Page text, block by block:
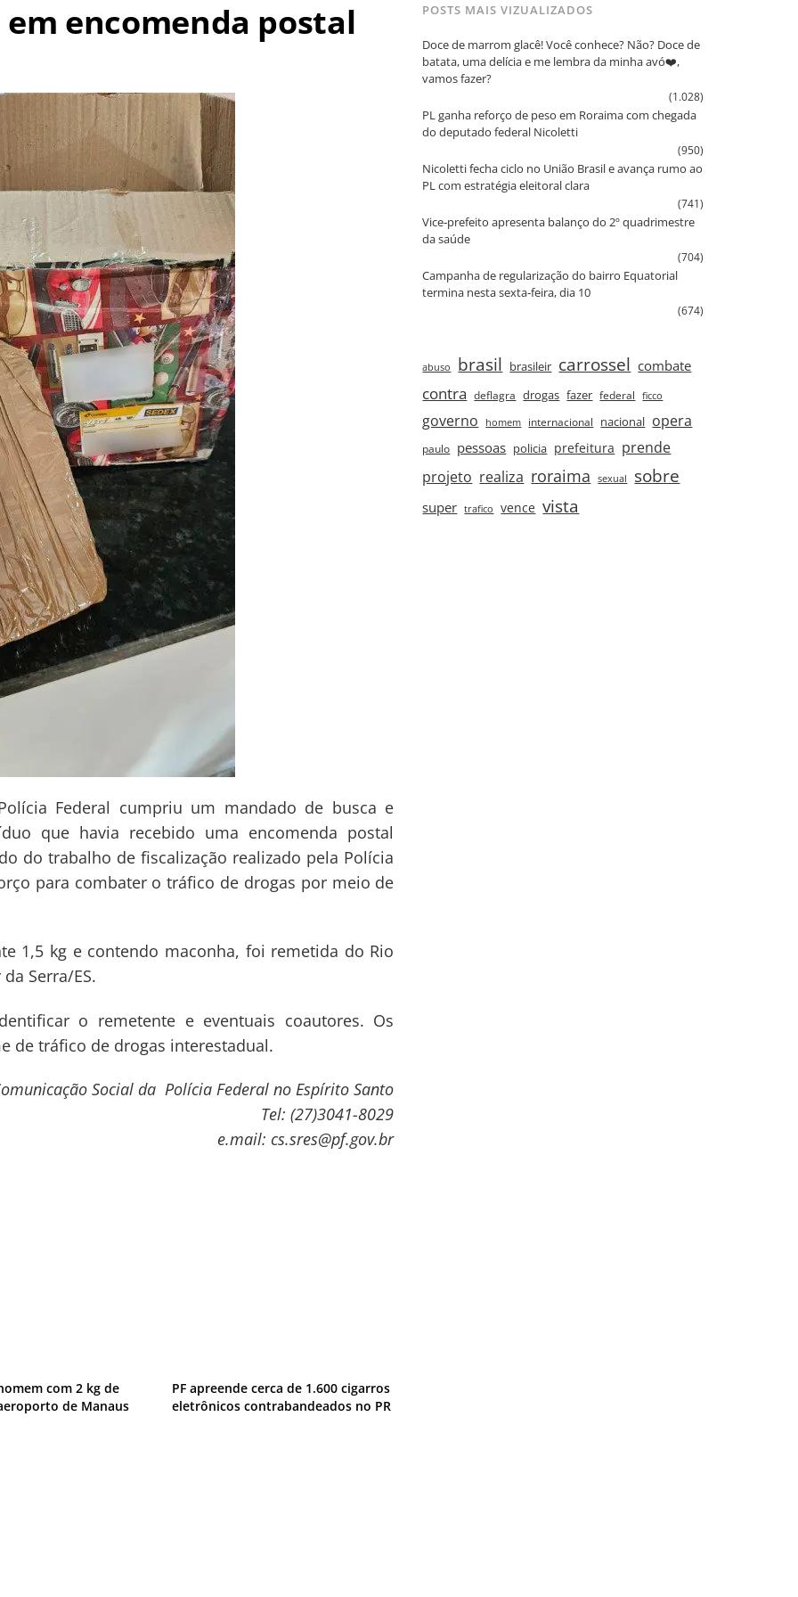
em encomenda postal
Federal cumpriu um mandado de busca e
que havia recebido uma encomenda postal
do trabalho de fiscalização realizado pela Polícia
para combater o tráfico de drogas por meio de
1,5 kg e contendo maconha, foi remetida do Rio
Serra/ES.
o remetente e eventuais coautores. Os
de tráfico de drogas interestadual.
Social da Polícia Federal no Espírito Santo
Tel: (27)3041-8029
e.mail: cs.sres@pf.gov.br
com 2 kg de
de Manaus
PF apreende cerca de 1.600 cigarros
eletrônicos contrabandeados no PR
POSTS MAIS VIZUALIZADOS
Doce de marrom glacê! Você conhece? Não? Doce de
batata, uma delícia e me lembra da minha avó❤️,
vamos fazer?
(1.028)
PL ganha reforço de peso em Roraima com chegada
do deputado federal Nicoletti
(950)
Nicoletti fecha ciclo no União Brasil e avança rumo ao
PL com estratégia eleitoral clara
(741)
Vice‑prefeito apresenta balanço do 2º quadrimestre
da saúde
(704)
Campanha de regularização do bairro Equatorial
termina nesta sexta‑feira, dia 10
(674)
abuso brasil brasileir carrossel combate
contra deflagra drogas fazer federal ficco
governo homem internacional nacional opera
paulo pessoas policia prefeitura prende
projeto realiza roraima sexual sobre
super trafico vence vista